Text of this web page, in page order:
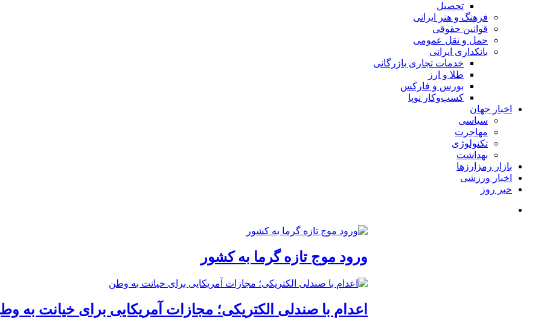
تحصیل
فرهنگ و هنر ایرانی
قوانین حقوقی
حمل و نقل عمومی
بانکداری ایرانی
خدمات تجاری بازرگانی
طلا و ارز
بورس و فارکس
کسب‌وکار نوپا
اخبار جهان
سیاسی
مهاجرت
تکنولوژی
بهداشت
بازار رمزارزها
اخبار ورزشی
خبر روز
ورود موج تازه گرما به کشور
اعدام با صندلی الکتریکی؛ مجازات آمریکایی برای خیانت به